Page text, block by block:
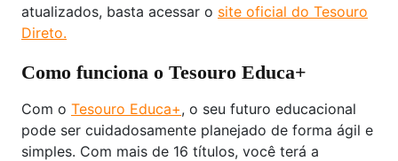
atualizados, basta acessar o site oficial do Tesouro
Direto.
Como funciona o Tesouro Educa+
Com o Tesouro Educa+, o seu futuro educacional
pode ser cuidadosamente planejado de forma ágil e
simples. Com mais de 16 títulos, você terá a